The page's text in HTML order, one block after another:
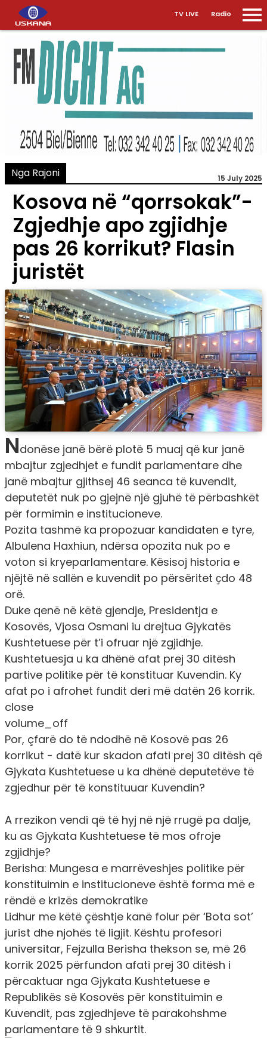
TV LIVE Radio
Nga Rajoni 15 July 2025
Kosova në “qorrsokak”-
Zgjedhje apo zgjidhje
pas 26 korrikut? Flasin
juristët
Ndonëse janë bërë plotë 5 muaj që kur janë
mbajtur zgjedhjet e fundit parlamentare dhe
janë mbajtur gjithsej 46 seanca të kuvendit,
deputetët nuk po gjejnë një gjuhë të përbashkët
për formimin e institucioneve.
Pozita tashmë ka propozuar kandidaten e tyre,
Albulena Haxhiun, ndërsa opozita nuk po e
voton si kryeparlamentare. Kësisoj historia e
njëjtë në sallën e kuvendit po përsëritet ҫdo 48
orë.
Duke qenë në këtë gjendje, Presidentja e
Kosovës, Vjosa Osmani iu drejtua Gjykatës
Kushtetuese për t’i ofruar një zgjidhje.
Kushtetuesja u ka dhënë afat prej 30 ditësh
partive politike për të konstituar Kuvendin. Ky
afat po i afrohet fundit deri më datën 26 korrik.
close
volume_off
Por, çfarë do të ndodhë në Kosovë pas 26
korrikut - datë kur skadon afati prej 30 ditësh që
Gjykata Kushtetuese u ka dhënë deputetëve të
zgjedhur për të konstituuar Kuvendin?
A rrezikon vendi që të hyj në një rrugë pa dalje,
ku as Gjykata Kushtetuese të mos ofroje
zgjidhje?
Berisha: Mungesa e marrëveshjes politike për
konstituimin e institucioneve është forma më e
rëndë e krizës demokratike
Lidhur me këtë çështje kanë folur për ‘Bota sot’
jurist dhe njohës të ligjit. Kështu profesori
universitar, Fejzulla Berisha thekson se, më 26
korrik 2025 përfundon afati prej 30 ditësh i
përcaktuar nga Gjykata Kushtetuese e
Republikës së Kosovës për konstituimin e
Kuvendit, pas zgjedhjeve të parakohshme
parlamentare të 9 shkurtit.